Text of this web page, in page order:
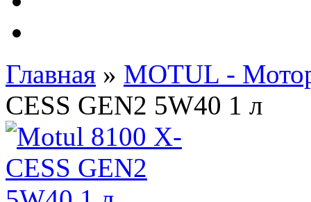
Главная » MOTUL -
CESS GEN2 5W40 1 л